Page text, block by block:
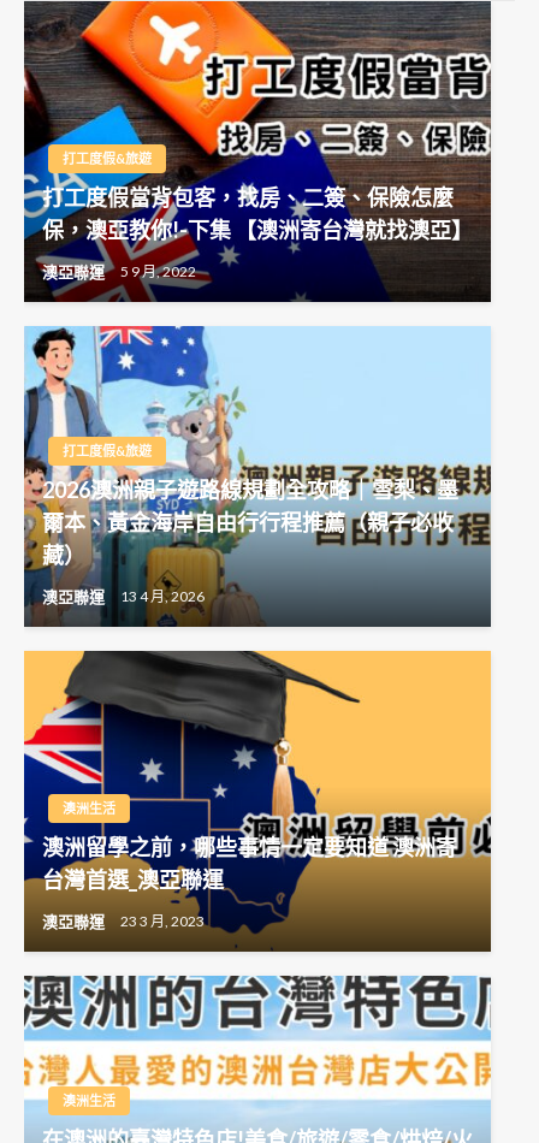
打工度假&旅遊
打工度假當背包客，找房、二簽、保險怎麼
保，澳亞教你!-下集 【澳洲寄台灣就找澳亞】
澳亞聯運 5 9 月, 2022
打工度假&旅遊
2026澳洲親子遊路線規劃全攻略｜雪梨、墨
爾本、黃金海岸自由行行程推薦（親子必收
藏）
澳亞聯運 13 4 月, 2026
澳洲生活
澳洲留學之前，哪些事情一定要知道 澳洲寄
台灣首選_澳亞聯運
澳亞聯運 23 3 月, 2023
澳洲生活